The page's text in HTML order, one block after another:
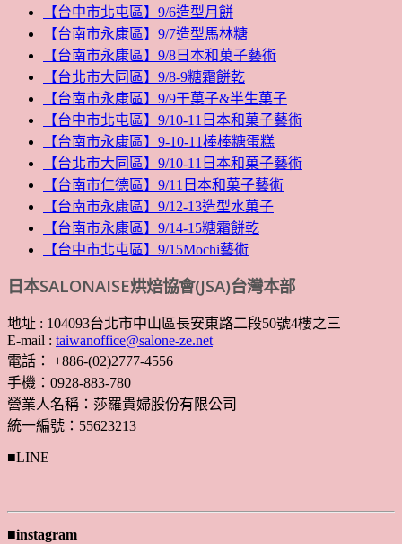
【台中市北屯區】9/6造型月餅
【台南市永康區】9/7造型馬林糖
【台南市永康區】9/8日本和菓子藝術
【台北市大同區】9/8-9糖霜餅乾
【台南市永康區】9/9干菓子&半生菓子
【台中市北屯區】9/10-11日本和菓子藝術
【台南市永康區】9-10-11棒棒糖蛋糕
【台北市大同區】9/10-11日本和菓子藝術
【台南市仁德區】9/11日本和菓子藝術
【台南市永康區】9/12-13造型水菓子
【台南市永康區】9/14-15糖霜餅乾
【台中市北屯區】9/15Mochi藝術
日本SALONAISE烘焙協會(JSA)台灣本部
地址 : 104093台北市中山區長安東路二段50號4樓之三
E-mail : taiwanoffice@salone-ze.net
電話： +886-(02)2777-4556
手機：0928-883-780
營業人名稱：莎羅貴婦股份有限公司
統一編號：55623213
■LINE
■instagram